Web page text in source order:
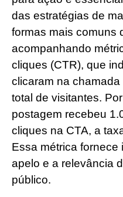
das estratégias de
formas mais comuns
acompanhando
cliques (CTR), que
clicaram na
total de visitantes.
postagem recebeu
cliques na CTA, a
Essa métrica
apelo e a relevância
público.